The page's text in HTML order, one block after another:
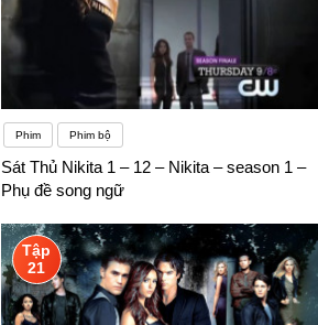
Phim Phim bộ
Sát Thủ Nikita 1 – 12 – Nikita – season 1 –
Phụ đề song ngữ
Tập
21